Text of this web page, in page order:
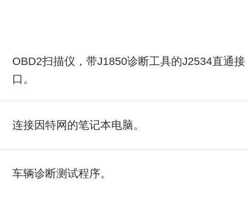
OBD2扫描仪，带J1850诊断工具的J2534直通接
口。
连接因特网的笔记本电脑。
车辆诊断测试程序。